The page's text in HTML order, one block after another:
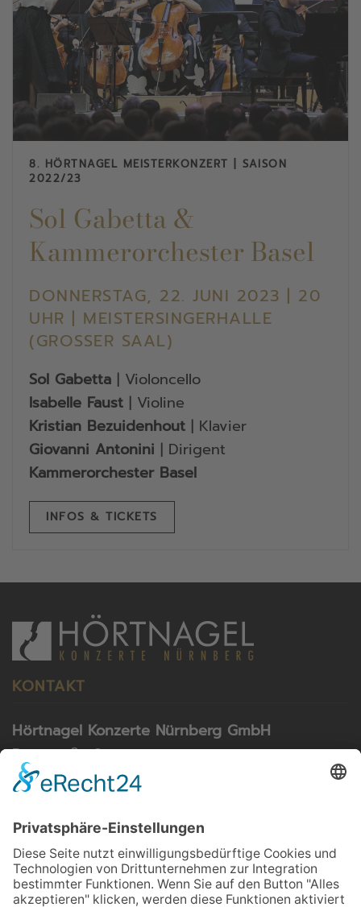
8. HÖRTNAGEL MEISTERKONZERT | SAISON
2022/23
Sol Gabetta &
Kammerorchester Basel
DONNERSTAG, 22. JUNI 2023 | 20
UHR | MEISTERSINGERHALLE
(GROSSER SAAL)
Sol Gabetta | Violoncello
Isabelle Faust | Violine
Kristian Bezuidenhout | Klavier
Giovanni Antonini | Dirigent
Kammerorchester Basel
INFOS & TICKETS
KONTAKT
Hörtnagel Konzerte Nürnberg GmbH
Rosastraße 9
79098 Freiburg
Telefon: 0911 55 80 03
Telefax: 0911 55 04 22
E-Mail:info@konzerte-hoertnagel.de